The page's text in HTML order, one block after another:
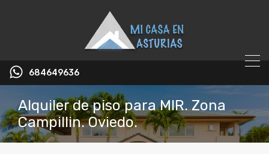
684649636
Alquiler de piso para MIR. Zona
Campillin. Oviedo.